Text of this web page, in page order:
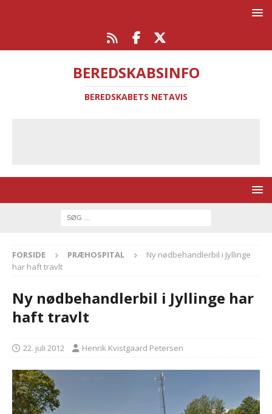
BEREDSKABSINFO
BEREDSKABETS NETAVIS
FORSIDE PRÆHOSPITAL
Ny nødbehandlerbil i Jyllinge
har haft travlt
Ny nødbehandlerbil i Jyllinge har
haft travlt
22. juli 2012 Henrik Kvistgaard Petersen